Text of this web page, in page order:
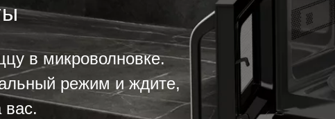
в микроволновке.
режим и ждите,
вас.